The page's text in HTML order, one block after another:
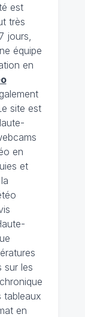
est
très
jours,
équipe
en
site est
en
et
sur les
tableaux
en